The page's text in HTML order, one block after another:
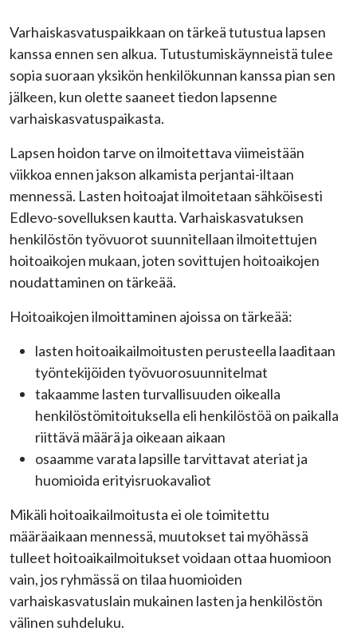
Varhaiskasvatuspaikkaan on tärkeä tutustua lapsen
kanssa ennen sen alkua. Tutustumiskäynneistä tulee
sopia suoraan yksikön henkilökunnan kanssa pian sen
jälkeen, kun olette saaneet tiedon lapsenne
varhaiskasvatuspaikasta.
Lapsen hoidon tarve on ilmoitettava viimeistään
viikkoa ennen jakson alkamista perjantai-iltaan
mennessä. Lasten hoitoajat ilmoitetaan sähköisesti
Edlevo-sovelluksen kautta. Varhaiskasvatuksen
henkilöstön työvuorot suunnitellaan ilmoitettujen
hoitoaikojen mukaan, joten sovittujen hoitoaikojen
noudattaminen on tärkeää.
Hoitoaikojen ilmoittaminen ajoissa on tärkeää:
lasten hoitoaikailmoitusten perusteella laaditaan
työntekijöiden työvuorosuunnitelmat
takaamme lasten turvallisuuden oikealla
henkilöstömitoituksella eli henkilöstöä on paikalla
riittävä määrä ja oikeaan aikaan
osaamme varata lapsille tarvittavat ateriat ja
huomioida erityisruokavaliot
Mikäli hoitoaikailmoitusta ei ole toimitettu
määräaikaan mennessä, muutokset tai myöhässä
tulleet hoitoaikailmoitukset voidaan ottaa huomioon
vain, jos ryhmässä on tilaa huomioiden
varhaiskasvatuslain mukainen lasten ja henkilöstön
välinen suhdeluku.